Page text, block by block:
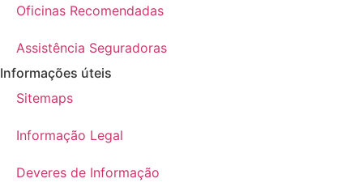
Oficinas Recomendadas
Assistência Seguradoras
Informações úteis
Sitemaps
Informação Legal
Deveres de Informação